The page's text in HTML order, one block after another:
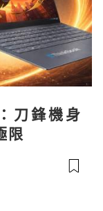
刀鋒機身
限